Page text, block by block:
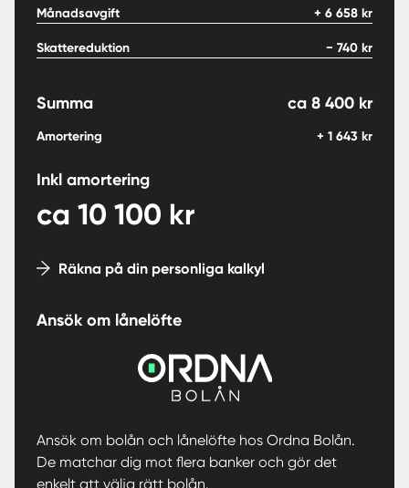
Månadsavgift + 6 658 kr
Skattereduktion − 740 kr
Summa ca 8 400 kr
Amortering + 1 643 kr
Inkl amortering
ca 10 100 kr
Räkna på din personliga kalkyl
Ansök om lånelöfte
Ansök om bolån och lånelöfte hos Ordna Bolån.
De matchar dig mot flera banker och gör det
enkelt att välja rätt bolån.